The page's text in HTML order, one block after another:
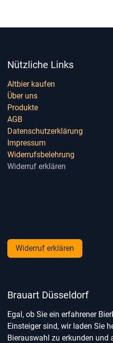
Nützliche Links
Altbier kaufen
Über uns
Produkte
AGB
Datenschutzerklärung
Impressum
Widerrufsbelehrung
Widerruf erklären
Widerruf erklären
Brauart Düsseldorf
Egal, ob Sie ein erfahrener
Einsteiger sind, wir laden Sie
Bierauswahl zu erkunden und